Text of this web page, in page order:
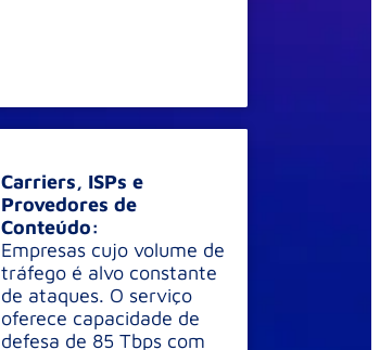
Carriers, ISPs e
Provedores de
Conteúdo:
Empresas cujo volume de
tráfego é alvo constante
de ataques. O serviço
oferece capacidade de
defesa de 85 Tbps com